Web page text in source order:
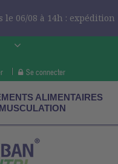
le 06/08 à 14h : expédition
Se connecter
ALIMENTAIRES